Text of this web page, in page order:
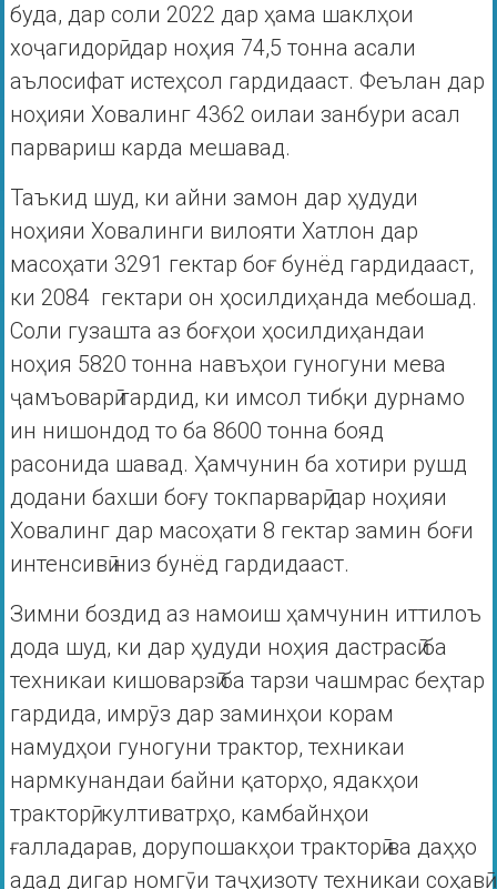
буда, дар соли 2022 дар ҳама шаклҳои
хоҷагидорӣ дар ноҳия 74,5 тонна асали
аълосифат истеҳсол гардидааст. Феълан дар
ноҳияи Ховалинг 4362 оилаи занбури асал
парвариш карда мешавад.
Таъкид шуд, ки айни замон дар ҳудуди
ноҳияи Ховалинги вилояти Хатлон дар
масоҳати 3291 гектар боғ бунёд гардидааст,
ки 2084 гектари он ҳосилдиҳанда мебошад.
Соли гузашта аз боғҳои ҳосилдиҳандаи
ноҳия 5820 тонна навъҳои гуногуни мева
ҷамъоварӣ гардид, ки имсол тибқи дурнамо
ин нишондод то ба 8600 тонна бояд
расонида шавад. Ҳамчунин ба хотири рушд
додани бахши боғу токпарварӣ дар ноҳияи
Ховалинг дар масоҳати 8 гектар замин боғи
интенсивӣ низ бунёд гардидааст.
Зимни боздид аз намоиш ҳамчунин иттилоъ
дода шуд, ки дар ҳудуди ноҳия дастрасӣ ба
техникаи кишоварзӣ ба тарзи чашмрас беҳтар
гардида, имрӯз дар заминҳои корам
намудҳои гуногуни трактор, техникаи
нармкунандаи байни қаторҳо, ядакҳои
тракторӣ, култиватрҳо, камбайнҳои
ғалладарав, дорупошакҳои тракторӣ ва даҳҳо
адад дигар номгӯи таҷҳизоту техникаи соҳавӣ